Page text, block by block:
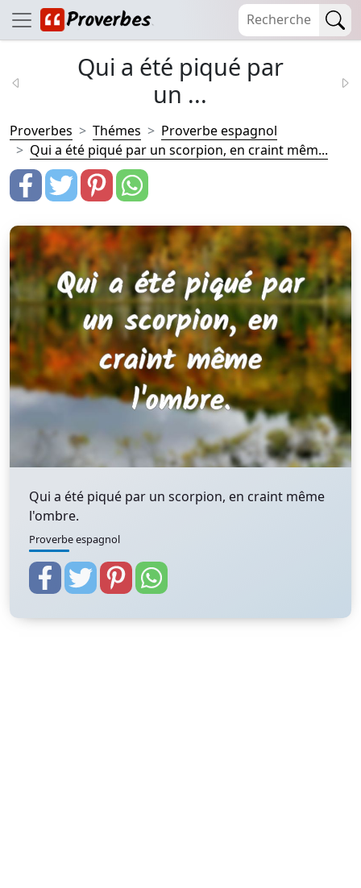
Qui a été piqué par
un ...
Proverbes Thémes
Proverbe espagnol
Qui a été piqué par un scorpion, en craint mêm...
Qui a été piqué par un scorpion, en craint même
l'ombre.
Proverbe espagnol